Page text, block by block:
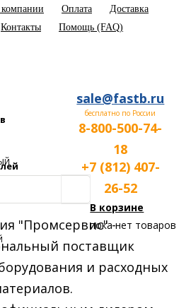
Оплата
Доставка
Контакты Помощь (FAQ)
sale@fastb.ru
бесплатно по России
8-800-500-74-
18
+7 (812) 407-
26-52
В корзине
пока нет товаров
"Промсервис" -
поставщик
и расходных